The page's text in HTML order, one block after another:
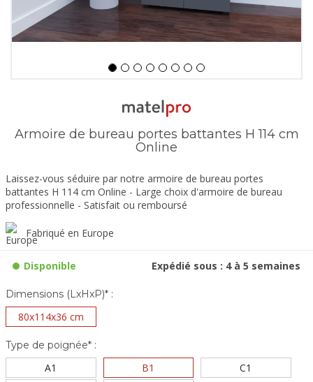
Armoire de bureau portes battantes H 114 cm
Online
Laissez-vous séduire par notre armoire de bureau portes
battantes H 114 cm Online - Large choix d'armoire de bureau
professionnelle - Satisfait ou remboursé
Fabriqué en Europe
Disponible Expédié sous : 4 à 5 semaines
Dimensions (LxHxP)* :
80x114x36 cm
Type de poignée* :
A1 B1
C1